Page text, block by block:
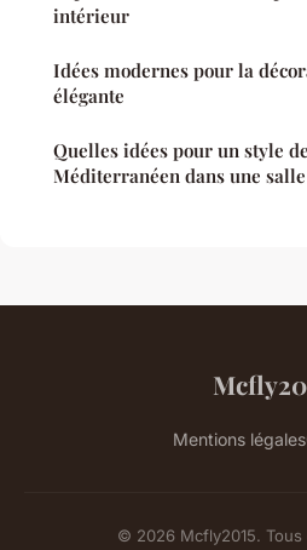
intérieur
Idées modernes pour la
élégante
Quelles idées pour un style
Méditerranéen dans une
Mentions légales
© 2026 Mcfly2015.